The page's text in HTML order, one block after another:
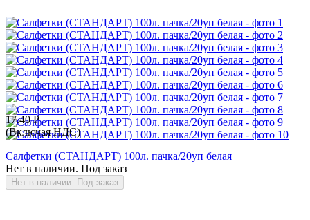
17.40 Р
(Включая НДС)
Салфетки (СТАНДАРТ) 100л. пачка/20уп белая
Нет в наличии. Под заказ
Нет в наличии. Под заказ